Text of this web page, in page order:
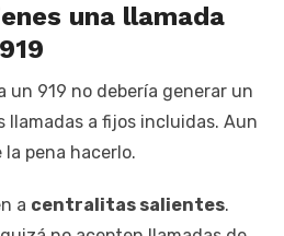
una llamada
un 919 no debería generar un
llamadas a fijos incluidas. Aun
la pena hacerlo.
a centralitas salientes.